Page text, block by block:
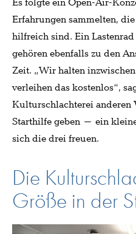
Es folgte ein Open-Air-
Erfahrungen sammelten,
hilfreich sind. Ein
gehören ebenfalls zu den
Zeit. „Wir halten
verleihen das kostenlos“,
Kulturschlachterei anderen
Starthilfe geben – ein
sich die drei freuen.
Die
Größe in der